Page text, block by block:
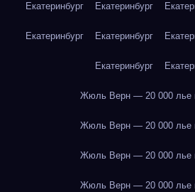
Екатеринбург Екатеринбург
Екатеринбург Екатеринбург
Екатеринбург
Жюль Верн — 20 000 лье
Жюль Верн — 20 000 лье
Жюль Верн — 20 000 лье
Жюль Верн — 20 000 лье